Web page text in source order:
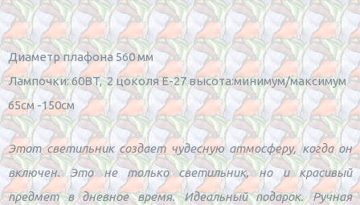
Диаметр плафона 560 мм
Лампочки: 60BT, 2 цоколя Е-27 высота:минимум/максимум
65см -150см
Этот светильник создает чудесную атмосферу, когда он
включен. Это не только светильник, но и красивый
предмет в дневное время. Идеальный подарок. Ручная